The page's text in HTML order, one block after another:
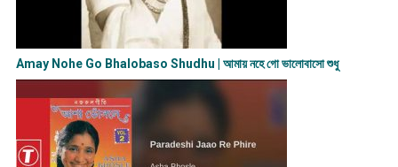
Amay Nohe Go Bhalobaso Shudhu | আমায় নহে গো ভালোবাসো শুধু